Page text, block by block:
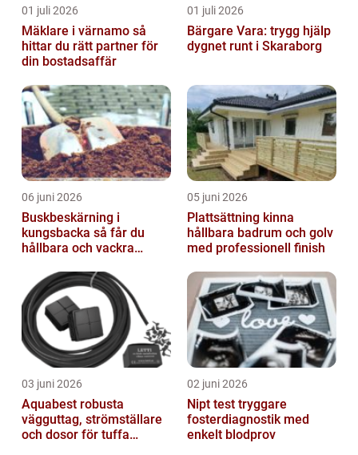
01 juli 2026
Mäklare i värnamo så
hittar du rätt partner för
din bostadsaffär
01 juli 2026
Bärgare Vara: trygg hjälp
dygnet runt i Skaraborg
06 juni 2026
Buskbeskärning i
kungsbacka så får du
hållbara och vackra
05 juni 2026
Plattsättning kinna
hållbara badrum och golv
med professionell finish
03 juni 2026
Aquabest robusta
vägguttag, strömställare
och dosor för tuffa
02 juni 2026
Nipt test tryggare
fosterdiagnostik med
enkelt blodprov